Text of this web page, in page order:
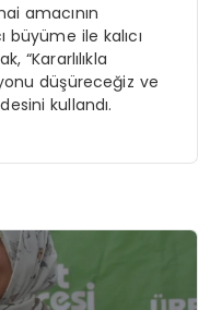
amacının
büyüme ile kalıcı
“Kararlılıkla
düşüreceğiz ve
kullandı.